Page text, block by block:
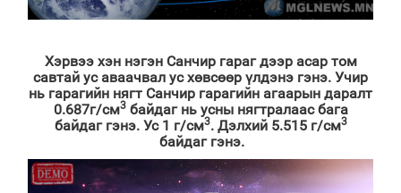
Хэрвээ хэн нэгэн Санчир гараг дээр асар том
савтай ус аваачвал ус хөвсөөр үлдэнэ гэнэ. Учир
нь гарагийн нягт Санчир гарагийн агаарын даралт
0.687г/см3байдаг нь усны нягтралаас бага
байдаг гэнэ. Ус 1 г/см3. Дэлхий 5.515 г/см3
байдаг гэнэ.